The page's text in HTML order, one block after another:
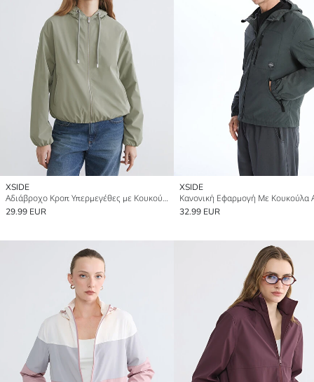
XSIDE
Αδιάβροχο Κροπ Υπερμεγέθες με Κουκούλα για γυναίκες
29.99 EUR
XSIDE
32.99 EUR